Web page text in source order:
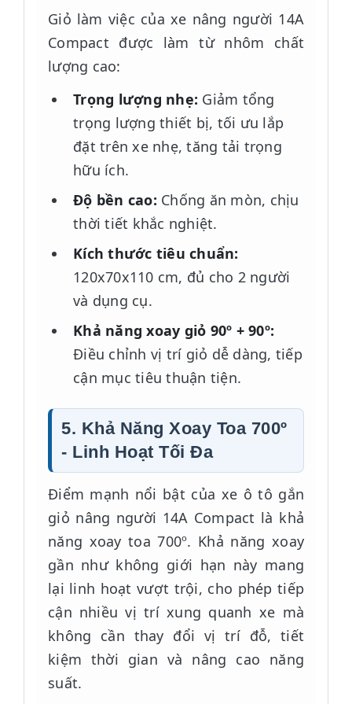
Giỏ làm việc của xe nâng người 14A
Compact được làm từ nhôm chất
lượng cao:
Trọng lượng nhẹ: Giảm tổng
trọng lượng thiết bị, tối ưu lắp
đặt trên xe nhẹ, tăng tải trọng
hữu ích.
Độ bền cao: Chống ăn mòn, chịu
thời tiết khắc nghiệt.
Kích thước tiêu chuẩn:
120x70x110 cm, đủ cho 2 người
và dụng cụ.
Khả năng xoay giỏ 90º + 90º:
Điều chỉnh vị trí giỏ dễ dàng, tiếp
cận mục tiêu thuận tiện.
5. Khả Năng Xoay Toa 700º
- Linh Hoạt Tối Đa
Điểm mạnh nổi bật của xe ô tô gắn
giỏ nâng người 14A Compact là khả
năng xoay toa 700º. Khả năng xoay
gần như không giới hạn này mang
lại linh hoạt vượt trội, cho phép tiếp
cận nhiều vị trí xung quanh xe mà
không cần thay đổi vị trí đỗ, tiết
kiệm thời gian và nâng cao năng
suất.